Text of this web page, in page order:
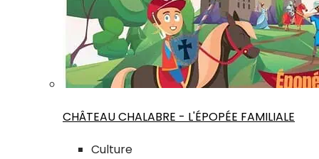
CHÂTEAU CHALABRE - L'ÉPOPÉE FAMILIALE
Culture